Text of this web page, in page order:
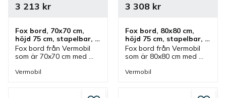
Fox bord, 70x70 cm,
höjd 75 cm, stapelbar,
självjusterande
Fox bord från Vermobil
som är 70x70 cm med
olika färger. Bord som
3 213 kr
Vermobil
Fox bord, 80x80 cm,
höjd 75 cm, stapelbar,
självjusterande
Fox bord från Vermobil
som är 80x80 cm med
olika färger. Bord som
3 308kr
Vermobil